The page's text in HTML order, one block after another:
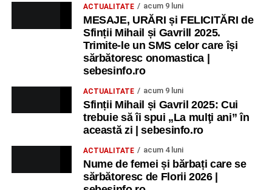
ACTUALITATE acum 9 luni
MESAJE, URĂRI și FELICITĂRI de
Sfinții Mihail și Gavrill 2025.
Trimite-le un SMS celor care își
sărbătoresc onomastica |
sebesinfo.ro
ACTUALITATE acum 9 luni
Sfinții Mihail și Gavril 2025: Cui
trebuie să îi spui „La mulţi ani” în
această zi | sebesinfo.ro
ACTUALITATE acum 4 luni
Nume de femei și bărbați care se
sărbătoresc de Florii 2026 |